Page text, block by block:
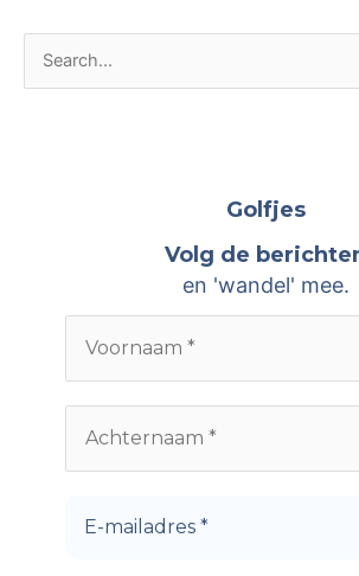
Golfjes
Volg de
en 'wandel' mee.
r